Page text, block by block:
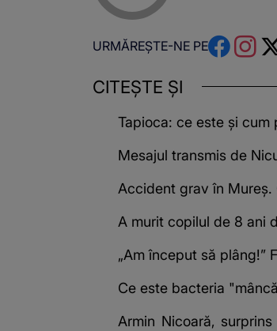
URMĂREȘTE-NE PE
CITEȘTE ȘI
Tapioca: ce este și
Mesajul transmis de
Accident grav în
A murit copilul de 8 ani
„Am început să plâng!”
Ce este bacteria
Armin Nicoară,